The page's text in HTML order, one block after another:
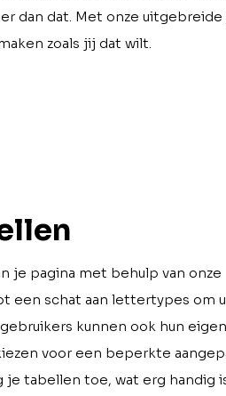
dan dat. Met onze
zoals jij dat wilt.
je pagina met behulp van onze
een schat aan lettertypes om
kunnen ook hun eigen
voor een beperkte
tabellen toe, wat erg handig